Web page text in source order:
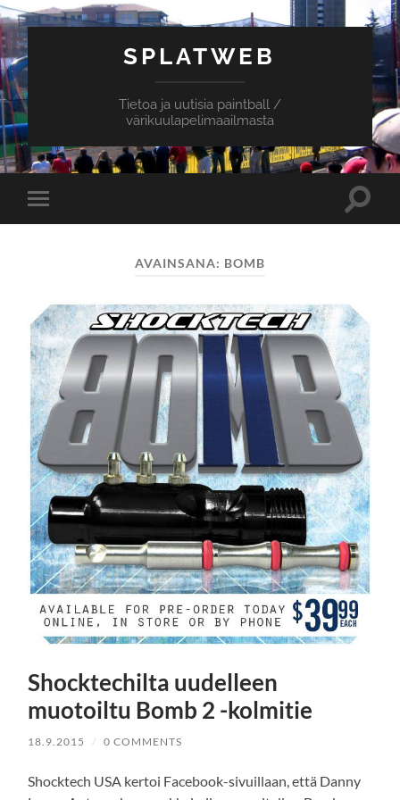
SPLATWEB
Tietoa ja uutisia paintball /
värikuulapelimaailmasta
Toggle
mobile
Toggle
AVAINSANA: BOMB
Shocktechilta uudelleen
muotoiltu Bomb 2 -kolmitie
18.9.2015 / 0 COMMENTS
Shocktech USA kertoi Facebook-sivuillaan, että Danny